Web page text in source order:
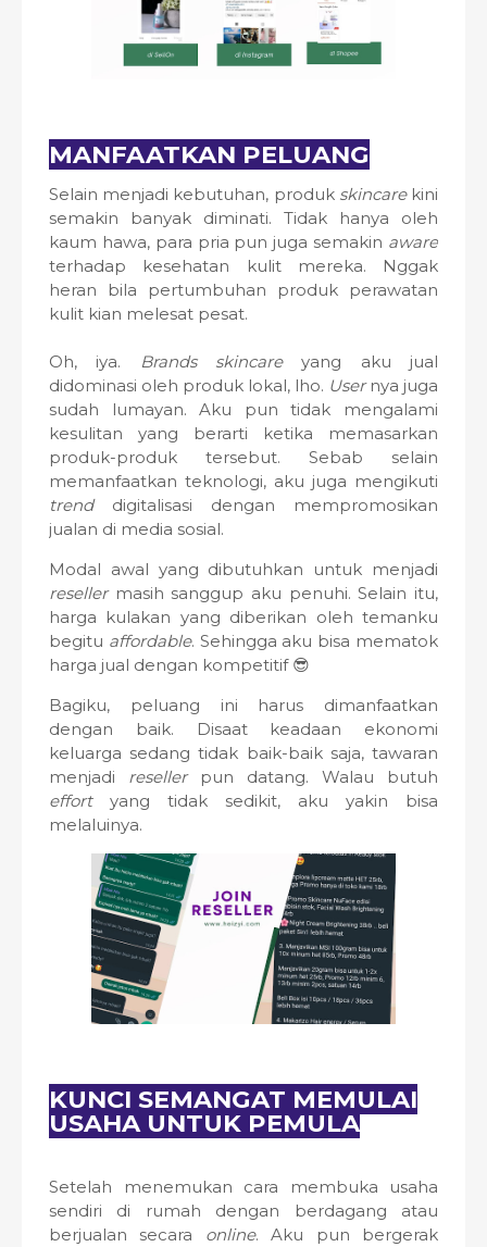
MANFAATKAN PELUANG
Selain menjadi kebutuhan, produk skincare kini
semakin banyak diminati. Tidak hanya oleh
kaum hawa, para pria pun juga semakin aware
terhadap kesehatan kulit mereka. Nggak
heran bila pertumbuhan produk perawatan
kulit kian melesat pesat.
Oh, iya. Brands skincareyang aku jual
didominasi oleh produk lokal, lho. User nya juga
sudah lumayan. Aku pun tidak mengalami
kesulitan yang berarti ketika memasarkan
produk-produk tersebut. Sebab selain
memanfaatkan teknologi, aku juga mengikuti
trend digitalisasi dengan mempromosikan
jualan di media sosial.
Modal awal yang dibutuhkan untuk menjadi
reseller masih sanggup aku penuhi. Selain itu,
harga kulakan yang diberikan oleh temanku
begitu affordable. Sehingga aku bisa mematok
harga jual dengan kompetitif 😎
Bagiku, peluang ini harus dimanfaatkan
dengan baik. Disaat keadaan ekonomi
keluarga sedang tidak baik-baik saja, tawaran
menjadi reseller pun datang. Walau butuh
effort yang tidak sedikit, aku yakin bisa
melaluinya.
KUNCI SEMANGAT MEMULAI
USAHA UNTUK PEMULA
Setelah menemukan cara membuka usaha
sendiri di rumah dengan berdagang atau
berjualan secara online. Aku pun bergerak